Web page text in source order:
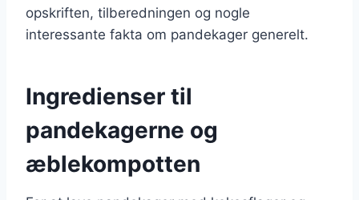
opskriften, tilberedningen og nogle
interessante fakta om pandekager generelt.
Ingredienser til
pandekagerne og
æblekompotten